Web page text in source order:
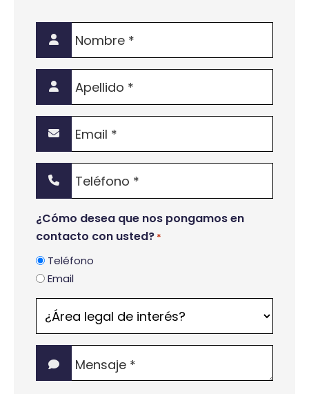
Nombre
Apellido
Teléfono
¿Cómo desea que nos pongamos en
contacto con usted? *
Teléfono
Email
¿Área
legal
de
interés?
*